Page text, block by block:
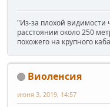
"Из-за плохой видимости
расстоянии около 250
похожего на крупного
Виоленсия
июня 3, 2019, 14:57